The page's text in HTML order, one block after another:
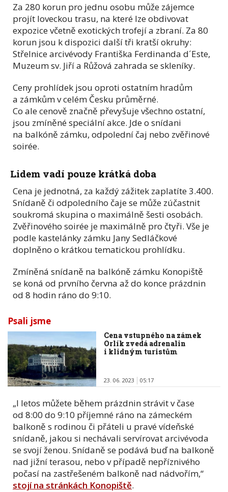
Za 280 korun pro jednu osobu může zájemce
projít loveckou trasu, na které lze obdivovat
expozice včetně exotických trofejí a zbraní. Za 80
korun jsou k dispozici další tři kratší okruhy:
Střelnice arcivévody Františka Ferdinanda d´Este,
Muzeum sv. Jiří a Růžová zahrada se skleníky.
Ceny prohlídek jsou oproti ostatním hradům
a zámkům v celém Česku průměrné.
Co ale cenově značně převyšuje všechno ostatní,
jsou zmíněné speciální akce. Jde o snídani
na balkóně zámku, odpolední čaj nebo zvěřinové
soirée.
Lidem vadí pouze krátká doba
Cena je jednotná, za každý zážitek zaplatíte 3.400.
Snídaně či odpoledního čaje se může zúčastnit
soukromá skupina o maximálně šesti osobách.
Zvěřinového soirée je maximálně pro čtyři. Vše je
podle kastelánky zámku Jany Sedláčkové
doplněno o krátkou tematickou prohlídku.
Zmíněná snídaně na balkóně zámku Konopiště
se koná od prvního června až do konce prázdnin
od 8 hodin ráno do 9:10.
Psali jsme
Cena vstupného na zámek
Orlík zvedá adrenalin
i klidným turistům
23. 06. 2023 05:17
„I letos můžete během prázdnin strávit v čase
od 8:00 do 9:10 příjemné ráno na zámeckém
balkoně s rodinou či přáteli u pravé vídeňské
snídaně, jakou si nechávali servírovat arcivévoda
se svojí ženou. Snídaně se podává buď na balkoně
nad jižní terasou, nebo v případě nepříznivého
počasí na zastřešeném balkoně nad nádvořím,“
stojí na stránkách Konopiště.